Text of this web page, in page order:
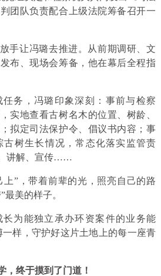
团队负责配合上级法院筹备召开一
手让冯璐去推进。从前期调研、文
布、现场会筹备，他在幕后全程指
务，冯璐印象深刻：事前与检察
实地查看古树名木的位置、树龄、
拟定司法保护令、倡议书内容；事
古树生长情况，常态化落实监管责
讲解、宣传……
上”，带着前辈的光，照亮自己的路
美的样子。
为能独立承办环资案件的业务能
样，守护好这片土地上的每一座青
，终于摸到了门道！